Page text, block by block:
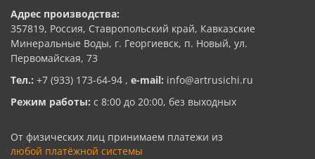
Адрес производства:
357819, Россия, Ставропольский край, Кавказские
Минеральные Воды, г. Георгиевск, п. Новый, ул.
Первомайская, 73
Тел.: +7 (933) 173-64-94 , e-mail: info@artrusichi.ru
Режим работы: с 8:00 до 20:00, без выходных
От физических лиц принимаем платежи из
любой платёжной системы